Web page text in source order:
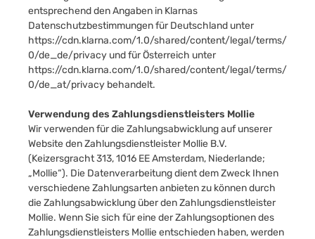
entsprechend den Angaben in Klarnas
Datenschutzbestimmungen für Deutschland unter
https://cdn.klarna.com/1.0/shared/content/legal/terms/
0/de_de/privacy und für Österreich unter
https://cdn.klarna.com/1.0/shared/content/legal/terms/
0/de_at/privacy behandelt.
Verwendung des Zahlungsdienstleisters Mollie
Wir verwenden für die Zahlungsabwicklung auf unserer
Website den Zahlungsdienstleister Mollie B.V.
(Keizersgracht 313, 1016 EE Amsterdam, Niederlande;
„Mollie“). Die Datenverarbeitung dient dem Zweck Ihnen
verschiedene Zahlungsarten anbieten zu können durch
die Zahlungsabwicklung über den Zahlungsdienstleister
Mollie. Wenn Sie sich für eine der Zahlungsoptionen des
Zahlungsdienstleisters Mollie entschieden haben, werden